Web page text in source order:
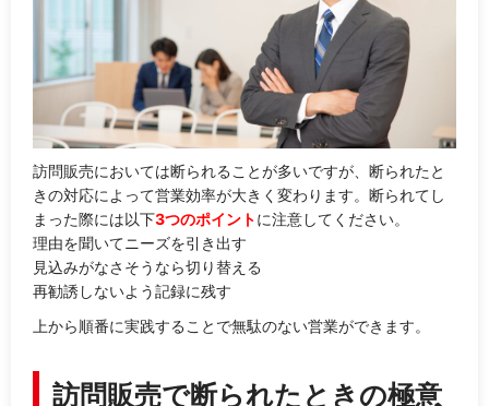
訪問販売においては断られることが多いですが、断られたと
きの対応によって営業効率が大きく変わります。断られてし
まった際には以下3つのポイントに注意してください。
理由を聞いてニーズを引き出す
見込みがなさそうなら切り替える
再勧誘しないよう記録に残す
上から順番に実践することで無駄のない営業ができます。
訪問販売で断られたときの極意